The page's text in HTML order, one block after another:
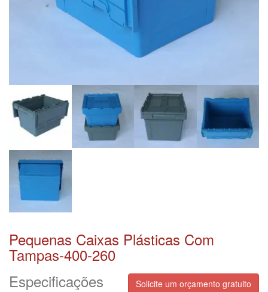
Pequenas Caixas Plásticas Com
Tampas-400-260
Especificações
Solicite um orçamento gratuito